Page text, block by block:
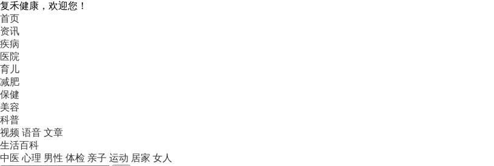
复禾健康，欢迎您！
首页
资讯
疾病
医院
育儿
减肥
保健
美容
科普
视频 语音 文章
生活百科
中医 心理 男性 体检 亲子 运动 居家 女人